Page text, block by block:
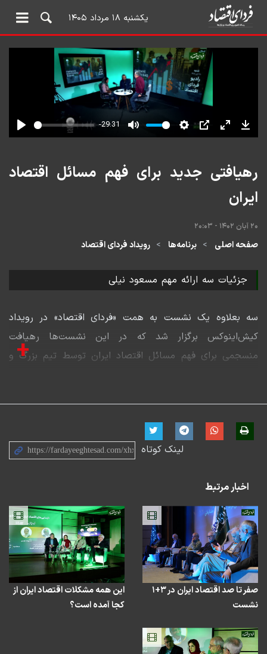
یکشنبه ۱۸ مرداد ۱۴۰۵
رهیافتی جدید برای فهم مسائل اقتصاد
ایران
۲۰ آبان ۱۴۰۲ - ۲۰:۰۳
صفحه اصلی برنامه‌ها رویداد فردای اقتصاد
جزئیات سه ارائه مهم مسعود نیلی
سه بعلاوه یک نشست به همت «فردای اقتصاد» در رویداد
کیش‌اینوکس برگزار شد که در این نشست‌ها رهیافت
منسجمی برای فهم مسائل اقتصاد ایران توسط تیم بزرگ و
در این نشست‌ها اقتصاددانان و صاحبنظران اقتصاد ایران
شامل موسی غنی‌نژاد، مهدی بهکیش، علینقی مشایخی، داود
سوری، علی مدنی‌زاده، محبوبه داودی، نوید رییسی، زهرا
کاویانی و علی سرزعیم نظرات خود را درباره اوضاع اقتصاد
ایران تبیین کردند.
منتظر فیلم‌های این رویداد بزرگ در رسانه «فردای اقتصاد»
باشید
+
لینک کوتاه
اخبار مرتبط
صفر تا صد اقتصاد ایران در ۳+۱
نشست
این همه مشکلات اقتصاد ایران از
کجا آمده است؟